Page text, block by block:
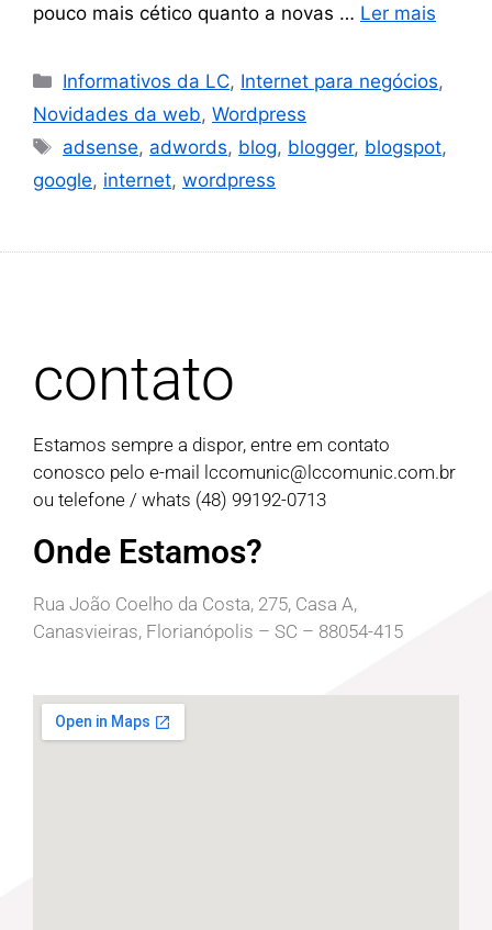
pouco mais cético quanto a novas … Ler mais
Informativos da LC, Internet para negócios,
Novidades da web, Wordpress
adsense, adwords, blog, blogger, blogspot,
google, internet, wordpress
contato
Estamos sempre a dispor, entre em contato
conosco pelo e-mail lccomunic@lccomunic.com.br
ou telefone / whats (48) 99192-0713
Onde Estamos?
Rua João Coelho da Costa, 275, Casa A,
Canasvieiras, Florianópolis – SC – 88054-415